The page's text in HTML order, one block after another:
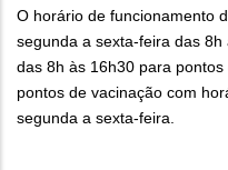
O horário de funcionamento
segunda a sexta-feira das
das 8h às 16h30 para
pontos de vacinação com
segunda a sexta-feira.